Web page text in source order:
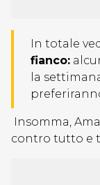
In totale
fianco:
la
Insomma,
contro tutto e